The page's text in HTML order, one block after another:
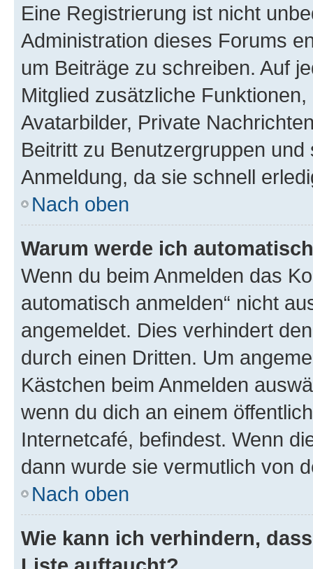
Eine Registrierung ist nicht
Administration dieses Forums
um Beiträge zu schreiben. Auf
Mitglied zusätzliche
Avatarbilder, Private
Beitritt zu Benutzergruppen
Anmeldung, da sie schnell
Nach oben
Warum werde ich
Wenn du beim Anmelden das
automatisch anmelden“ nicht
angemeldet. Dies verhindert
durch einen Dritten. Um
Kästchen beim Anmelden
wenn du dich an einem
Internetcafé, befindest. Wenn
dann wurde sie vermutlich von
Nach oben
Wie kann ich verhindern,